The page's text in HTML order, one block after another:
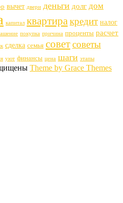
вычет двери деньги долг дом
капитал квартиракредит налог
покупка причина проценты расчет
сделка семья советсоветы
уют финансы цена шаги этапы
Theme by Grace Themes